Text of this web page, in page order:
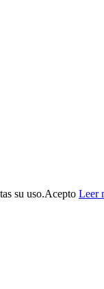
su uso.Acepto Leer